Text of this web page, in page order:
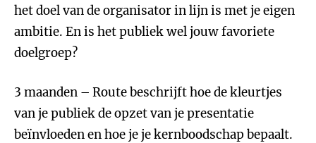
het doel van de organisator in lijn is met je eigen
ambitie. En is het publiek wel jouw favoriete
doelgroep?
3 maanden – Route beschrijft hoe de kleurtjes
van je publiek de opzet van je presentatie
beïnvloeden en hoe je je kernboodschap bepaalt.